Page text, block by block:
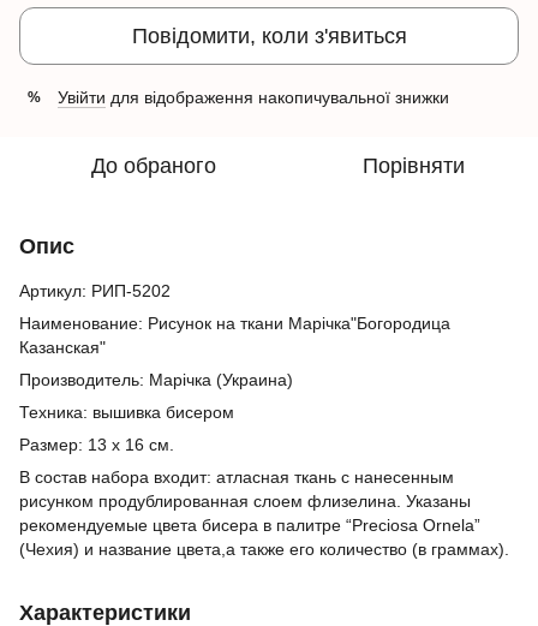
Повідомити, коли з'явиться
% Увійти для відображення накопичувальної знижки
До обраного Порівняти
Опис
Артикул: РИП-5202
Наименование: Рисунок на ткани Марічка"Богородица
Казанская"
Производитель: Марічка (Украина)
Техника: вышивка бисером
Размер: 13 х 16 см.
В состав набора входит: атласная ткань с нанесенным
рисунком продублированная слоем флизелина. Указаны
рекомендуемые цвета бисера в палитре “Preciosa Ornela”
(Чехия) и название цвета,а также его количество (в граммах).
Характеристики